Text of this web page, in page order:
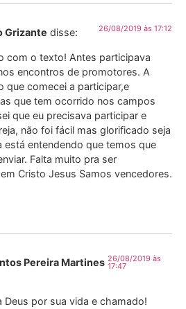
Grizante disse: 26/08/2019 às 17:12
com o texto! Antes participava
encontros de promotores. A
que comecei a participar,e
que tem ocorrido nos campos
que eu precisava participar e
não foi fácil mas glorificado seja
está entendendo que temos que
Falta muito pra ser
Cristo Jesus Samos vencedores.
Pereira Martines 26/08/2019 às
17:47
Deus por sua vida e chamado!